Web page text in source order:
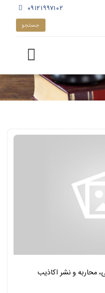
۰۹۱۲۱۹۹۷۱۰۲
محاربه و نشر اکاذیب